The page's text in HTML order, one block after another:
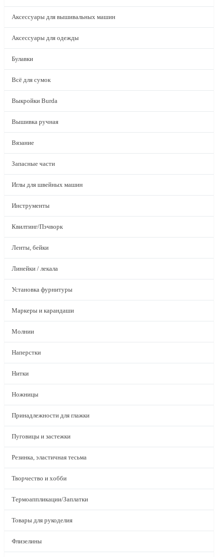
Аксессуары для вышивальных машин
Аксессуары для одежды
Булавки
Всё для сумок
Выкройки Burda
Вышивка ручная
Вязание
Запасные части
Иглы для швейных машин
Инструменты
Квилтинг/Пэчворк
Ленты, бейки
Линейки / лекала
Установка фурнитуры
Маркеры и карандаши
Молнии
Наперстки
Нитки
Ножницы
Принадлежности для глажки
Пуговицы и застежки
Резинка, эластичная тесьма
Творчество и хобби
Термоаппликации/Заплатки
Товары для рукоделия
Флизелины